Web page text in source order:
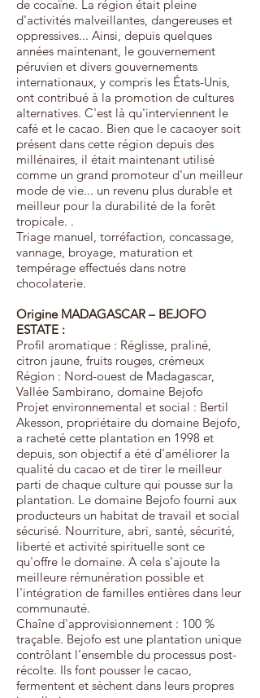
de cocaïne. La région était pleine
d'activités malveillantes, dangereuses et
oppressives... Ainsi, depuis quelques
années maintenant, le gouvernement
péruvien et divers gouvernements
internationaux, y compris les États-Unis,
ont contribué à la promotion de cultures
alternatives. C'est là qu'interviennent le
café et le cacao. Bien que le cacaoyer soit
présent dans cette région depuis des
millénaires, il était maintenant utilisé
comme un grand promoteur d'un meilleur
mode de vie... un revenu plus durable et
meilleur pour la durabilité de la forêt
tropicale. .
Triage manuel, torréfaction, concassage,
vannage, broyage, maturation et
tempérage effectués dans notre
chocolaterie.
Origine MADAGASCAR – BEJOFO
ESTATE :
Profil aromatique : Réglisse, praliné,
citron jaune, fruits rouges, crémeux
Région : Nord-ouest de Madagascar,
Vallée Sambirano, domaine Bejofo
Projet environnemental et social : Bertil
Akesson, propriétaire du domaine Bejofo,
a racheté cette plantation en 1998 et
depuis, son objectif a été d'améliorer la
qualité du cacao et de tirer le meilleur
parti de chaque culture qui pousse sur la
plantation. Le domaine Bejofo fourni aux
producteurs un habitat de travail et social
sécurisé. Nourriture, abri, santé, sécurité,
liberté et activité spirituelle sont ce
qu'offre le domaine. A cela s'ajoute la
meilleure rémunération possible et
l'intégration de familles entières dans leur
communauté.
Chaîne d'approvisionnement : 100 %
traçable. Bejofo est une plantation unique
contrôlant l’ensemble du processus post-
récolte. Ils font pousser le cacao,
fermentent et sèchent dans leurs propres